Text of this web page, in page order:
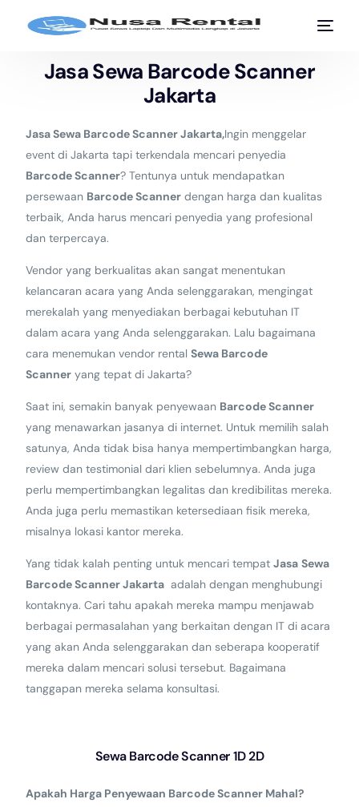
Jasa Sewa Barcode Scanner
Jakarta
Jasa Sewa Barcode Scanner Jakarta,Ingin menggelar
event di Jakarta tapi terkendala mencari penyedia
Barcode Scanner? Tentunya untuk mendapatkan
persewaan Barcode Scanner dengan harga dan kualitas
terbaik, Anda harus mencari penyedia yang profesional
dan terpercaya.
Vendor yang berkualitas akan sangat menentukan
kelancaran acara yang Anda selenggarakan, mengingat
merekalah yang menyediakan berbagai kebutuhan IT
dalam acara yang Anda selenggarakan. Lalu bagaimana
cara menemukan vendor rentalSewa Barcode
Scanner yang tepat di Jakarta?
Saat ini, semakin banyak penyewaan Barcode Scanner
yang menawarkan jasanya di internet. Untuk memilih salah
satunya, Anda tidak bisa hanya mempertimbangkan harga,
review dan testimonial dari klien sebelumnya. Anda juga
perlu mempertimbangkan legalitas dan kredibilitas mereka.
Anda juga perlu memastikan ketersediaan fisik mereka,
misalnya lokasi kantor mereka.
Yang tidak kalah penting untuk mencari tempatJasa Sewa
Barcode Scanner Jakarta adalah dengan menghubungi
kontaknya. Cari tahu apakah mereka mampu menjawab
berbagai permasalahan yang berkaitan dengan IT di acara
yang akan Anda selenggarakan dan seberapa kooperatif
mereka dalam mencari solusi tersebut. Bagaimana
tanggapan mereka selama konsultasi.
Sewa Barcode Scanner 1D 2D
Apakah Harga Penyewaan Barcode Scanner Mahal?